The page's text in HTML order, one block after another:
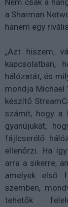
Nem csak a
a Sharman
hanem egy
„Azt hiszem,
kapcsolatban,
hálózatát, és
mondja Michael
készítő
számít, hogy a
gyanújukat,
fájlcserélő
ellenőrzi. Ha
arra a sikerre,
amelyek első
szemben,
tehetők